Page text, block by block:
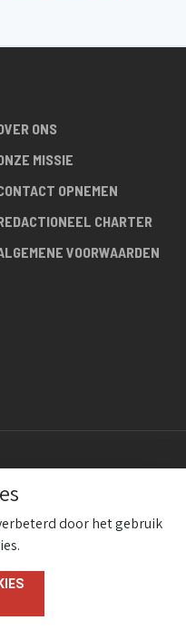
ONS
MISSIE
OPNEMEN
CHARTER
VOORWAARDEN
door het gebruik